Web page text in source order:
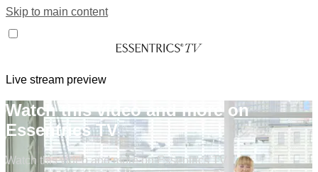
Skip to main content
Live stream preview
Watch this video and more on
Essentrics TV
Watch this video and more on Essentrics TV